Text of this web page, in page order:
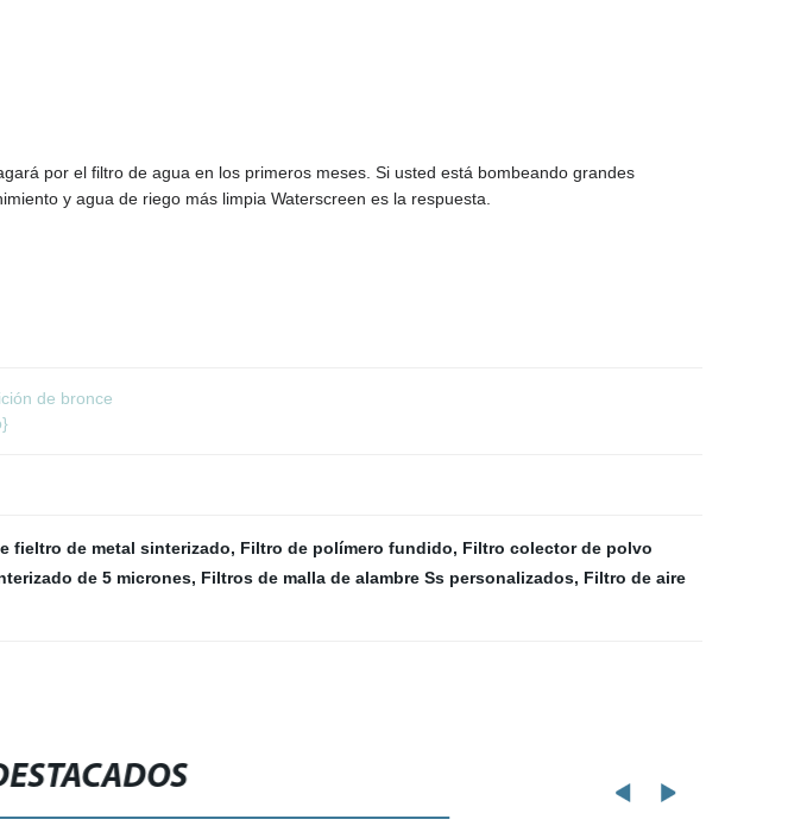
por el filtro de agua en los primeros meses. Si usted está bombeando grandes
y agua de riego más limpia Waterscreen es la respuesta.
de bronce
fieltro de metal sinterizado, Filtro de polímero fundido, Filtro colector de polvo
de 5 micrones, Filtros de malla de alambre Ss personalizados, Filtro de aire